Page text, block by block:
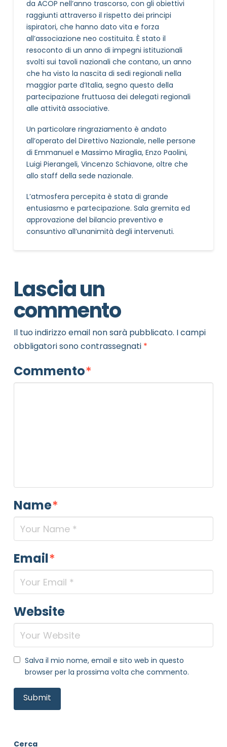
da ACOP nell’anno trascorso, con gli obiettivi
raggiunti attraverso il rispetto dei principi
ispiratori, che hanno dato vita e forza
all’associazione neo costituita. È stato il
resoconto di un anno di impegni istituzionali
svolti sui tavoli nazionali che contano, un anno
che ha visto la nascita di sedi regionali nella
maggior parte d’Italia, segno questo della
partecipazione fruttuosa dei delegati regionali
alle attività associative.
Un particolare ringraziamento è andato
all’operato del Direttivo Nazionale, nelle persone
di Emmanuel e Massimo Miraglia, Enzo Paolini,
Luigi Pierangeli, Vincenzo Schiavone, oltre che
allo staff della sede nazionale.
L’atmosfera percepita è stata di grande
entusiasmo e partecipazione. Sala gremita ed
approvazione del bilancio preventivo e
consuntivo all’unanimità degli intervenuti.
Lascia un
commento
Il tuo indirizzo email non sarà pubblicato. I campi
obbligatori sono contrassegnati *
Commento*
Name*
Email*
Website
Salva il mio nome, email e sito web in questo
browser per la prossima volta che commento.
Cerca
NOME STRUTTURA
MAIL REFERENTE
MOTIVO DEL CONTATTO*